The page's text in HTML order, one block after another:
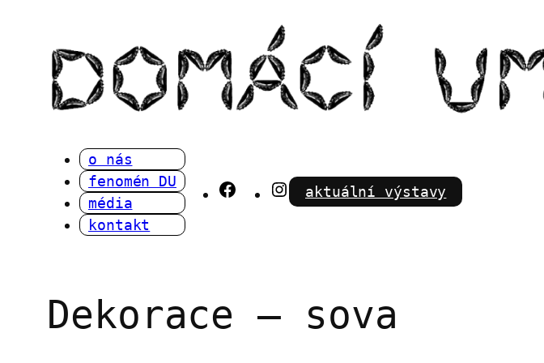
o nás
fenomén DU
média
kontakt
FacebookInstagram
aktuální výstavy
Dekorace – sova